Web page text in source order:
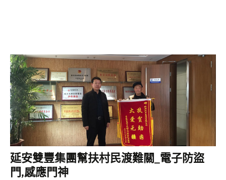
延安雙豐集團幫扶村民渡難關_電子防盜
門,感應門神